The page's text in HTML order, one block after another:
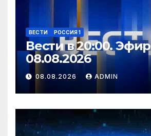
ВЕСТИ РОССИЯ 1
Вести в 20:00. Эфир
08.08.2026
08.08.2026 ADMIN